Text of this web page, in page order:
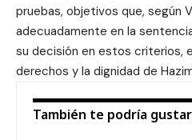
pruebas, objetivos que, según
adecuadamente en la
su decisión en estos criterios,
derechos y la dignidad de
También te podría gustar